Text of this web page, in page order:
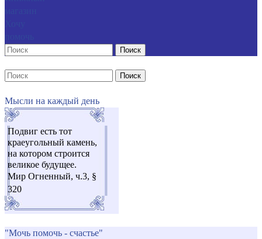
Поиск
Поиск
Мысли на каждый день
Подвиг есть тот
краеугольный камень,
на котором строится
великое будущее.
Мир Огненный, ч.3, §
320
"Мочь помочь - счастье"